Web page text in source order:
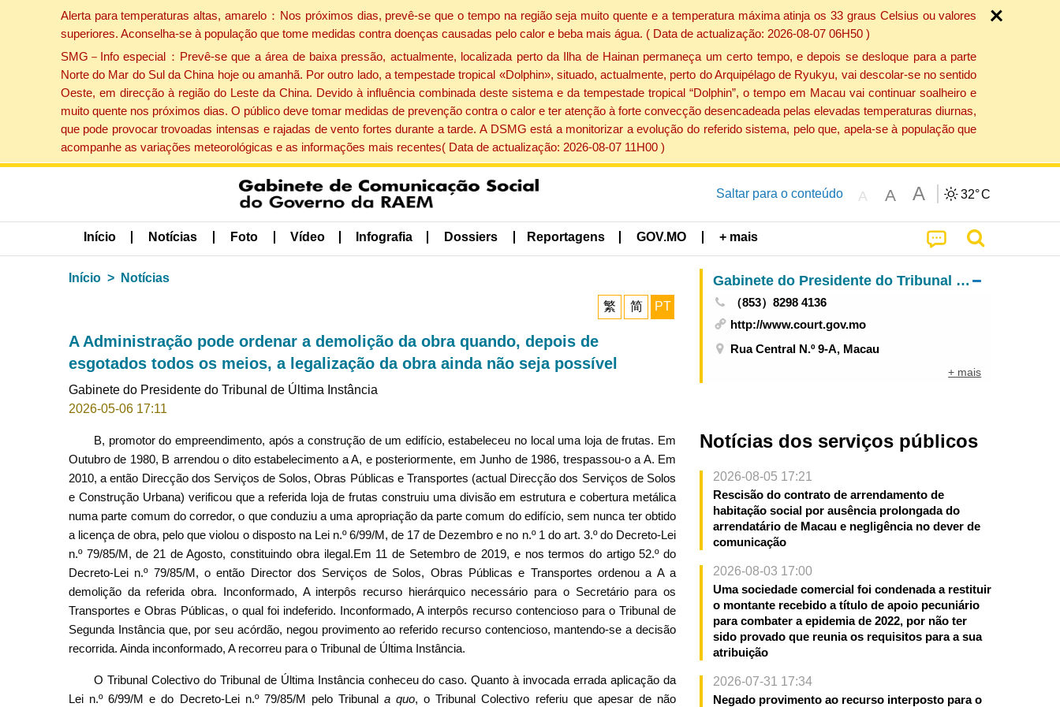
Alerta para temperaturas altas, amarelo：Nos próximos dias, prevê-se que o tempo na região seja muito quente e a temperatura máxima atinja os 33 graus Celsius ou valores
superiores. Aconselha-se à população que tome medidas contra doenças causadas pelo calor e beba mais água. ( Data de actualização: 2026-08-07 06H50 )
SMG－Info especial：Prevê-se que a área de baixa pressão, actualmente, localizada perto da Ilha de Hainan permaneça um certo tempo, e depois se desloque para a parte
Norte do Mar do Sul da China hoje ou amanhã. Por outro lado, a tempestade tropical «Dolphin», situado, actualmente, perto do Arquipélago de Ryukyu, vai descolar-se no sentido
Oeste, em direcção à região do Leste da China. Devido à influência combinada deste sistema e da tempestade tropical “Dolphin”, o tempo em Macau vai continuar soalheiro e
muito quente nos próximos dias. O público deve tomar medidas de prevenção contra o calor e ter atenção à forte convecção desencadeada pelas elevadas temperaturas diurnas,
que pode provocar trovoadas intensas e rajadas de vento fortes durante a tarde. A DSMG está a monitorizar a evolução do referido sistema, pelo que, apela-se à população que
acompanhe as variações meteorológicas e as informações mais recentes( Data de actualização: 2026-08-07 11H00 )
Saltar para o conteúdo A A A 32°C
Início Notícias Foto Vídeo Infografia Dossiers Reportagens GOV.MO + mais
Início Notícias
繁 简 PT
A Administração pode ordenar a demolição da obra quando, depois de
esgotados todos os meios, a legalização da obra ainda não seja possível
Gabinete do Presidente do Tribunal de Última Instância
2026-05-06 17:11
B, promotor do empreendimento, após a construção de um edifício, estabeleceu no local uma loja de frutas. Em
Outubro de 1980, B arrendou o dito estabelecimento a A, e posteriormente, em Junho de 1986, trespassou-o a A. Em
2010, a então Direcção dos Serviços de Solos, Obras Públicas e Transportes (actual Direcção dos Serviços de Solos
e Construção Urbana) verificou que a referida loja de frutas construiu uma divisão em estrutura e cobertura metálica
numa parte comum do corredor, o que conduziu a uma apropriação da parte comum do edifício, sem nunca ter obtido
a licença de obra, pelo que violou o disposto na Lei n.º 6/99/M, de 17 de Dezembro e no n.º 1 do art. 3.º do Decreto-Lei
n.º 79/85/M, de 21 de Agosto, constituindo obra ilegal.Em 11 de Setembro de 2019, e nos termos do artigo 52.º do
Decreto-Lei n.º 79/85/M, o então Director dos Serviços de Solos, Obras Públicas e Transportes ordenou a A a
demolição da referida obra. Inconformado, A interpôs recurso hierárquico necessário para o Secretário para os
Transportes e Obras Públicas, o qual foi indeferido. Inconformado, A interpôs recurso contencioso para o Tribunal de
Segunda Instância que, por seu acórdão, negou provimento ao referido recurso contencioso, mantendo-se a decisão
recorrida. Ainda inconformado, A recorreu para o Tribunal de Última Instância.
O Tribunal Colectivo do Tribunal de Última Instância conheceu do caso. Quanto à invocada errada aplicação da
Lei n.º 6/99/M e do Decreto-Lei n.º 79/85/M pelo Tribunala quo, o Tribunal Colectivo referiu que apesar de não
Gabinete do Presidente do Tribunal de Última Instância
（853）8298 4136
http://www.court.gov.mo
Rua Central N.º 9-A, Macau
+ mais
Notícias dos serviços públicos
2026-08-05 17:21
Rescisão do contrato de arrendamento de
habitação social por ausência prolongada do
arrendatário de Macau e negligência no dever de
comunicação
2026-08-03 17:00
Uma sociedade comercial foi condenada a restituir
o montante recebido a título de apoio pecuniário
para combater a epidemia de 2022, por não ter
sido provado que reunia os requisitos para a sua
atribuição
2026-07-31 17:34
Negado provimento ao recurso interposto para o